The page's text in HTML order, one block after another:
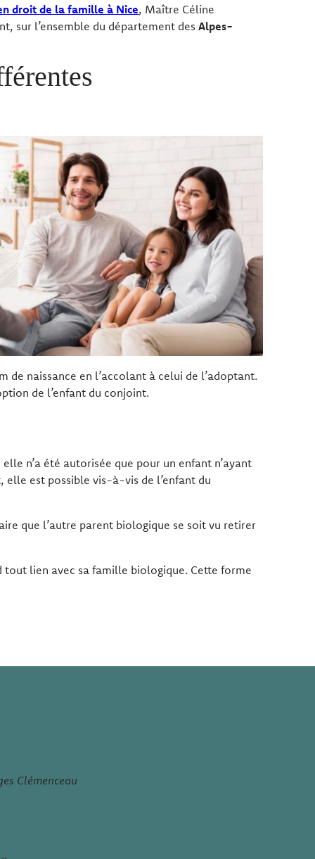
droit de la famille à Nice, Maître Céline
sur l’ensemble du département desAlpes-
de naissance en l’accolant à celui de l’adoptant.
de l’enfant du conjoint.
elle n’a été autorisée que pour un enfant n’ayant
est possible vis-à-vis de l’enfant du
que l’autre parent biologique se soit vu retirer
lien avec sa famille biologique. Cette forme
Clémenceau